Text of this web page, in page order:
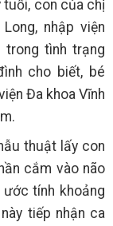
tuổi, con của chị
nhập viện
tình trạng
cho biết, bé
Đa khoa Vĩnh
thuật lấy con
cắm vào não
tính khoảng
tiếp nhận ca